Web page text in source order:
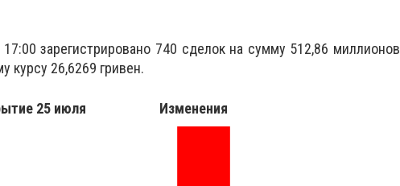
зарегистрировано 740 сделок на сумму 512,86 миллионов
курсу 26,6269 гривен.
25 июля Изменения